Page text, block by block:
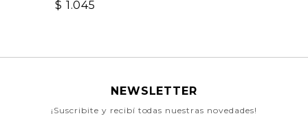
$ 1.045
NEWSLETTER
¡Suscribite y recibí todas nuestras novedades!